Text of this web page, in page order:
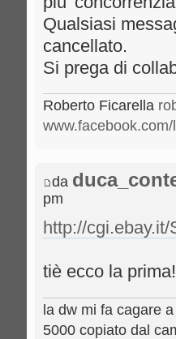
Qualsiasi
cancellato.
Si prega di
Roberto Ficarella
da
pm
http://
tiè ecco la prima!
la dw mi fa cagare
5000 copiato dal